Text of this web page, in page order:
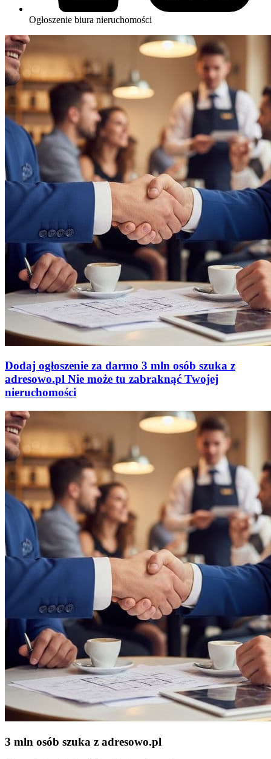
Ogłoszenie biura nieruchomości
Dodaj ogłoszenie za darmo 3 mln osób szuka z
adresowo.pl Nie może tu zabraknąć Twojej
nieruchomości
3 mln osób szuka z adresowo.pl